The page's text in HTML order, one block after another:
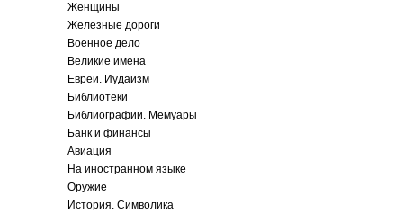
Женщины
Железные дороги
Военное дело
Великие имена
Евреи. Иудаизм
Библиотеки
Библиографии. Мемуары
Банк и финансы
Авиация
На иностранном языке
Оружие
История. Символика